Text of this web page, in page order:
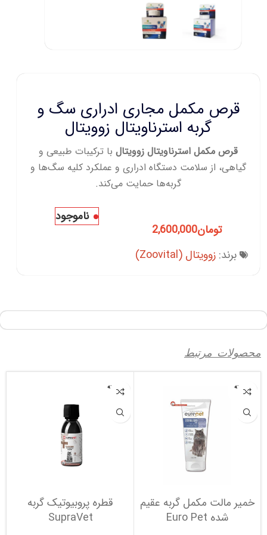
قرص مکمل مجاری ادراری سگ و
گربه استرناویتال زوویتال
قرص مکمل استرناویتال زوویتال با ترکیبات طبیعی و
گیاهی، از سلامت دستگاه ادراری و عملکرد کلیه سگ‌ها و
گربه‌ها حمایت می‌کند.
تومان2,600,000
ناموجود
برند: زوویتال (Zoovital)
محصولات مرتبط
فروخته
شده
خمیر مالت مکمل گربه عقیم
شده Euro Pet
فروخته
شده
قطره پروبیوتیک گربه
SupraVet